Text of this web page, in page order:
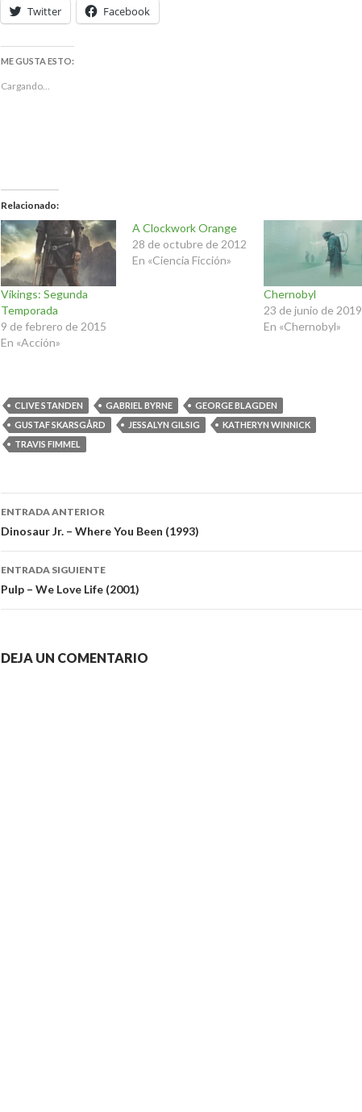
Twitter Facebook
ME GUSTA ESTO:
Cargando...
Relacionado
Vikings: Segunda
Temporada
9 de febrero de 2015
En «Acción»
A Clockwork Orange
28 de octubre de 2012
En «Ciencia Ficción»
Chernobyl
23 de junio de 2019
En «Chernobyl»
CLIVE STANDEN GABRIEL BYRNE
GEORGE BLAGDEN
GUSTAF SKARSGÅRD
JESSALYN GILSIG
KATHERYN WINNICK
TRAVIS FIMMEL
Navegación
de
entradas
ENTRADA ANTERIOR
Dinosaur Jr. – Where You Been (1993)
ENTRADA SIGUIENTE
Pulp – We Love Life (2001)
DEJA UN COMENTARIO